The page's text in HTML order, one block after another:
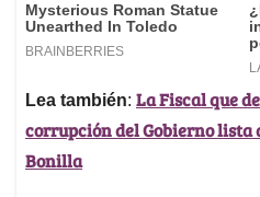
Lea también: La Fiscal que
corrupción del Gobierno lista
Bonilla